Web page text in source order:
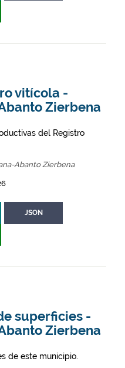
vitícola -
Zierbena
del Registro
Abanto Zierbena
JSON
superficies -
Zierbena
de este municipio.